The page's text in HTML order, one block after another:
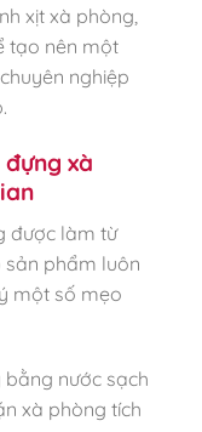
xịt xà phòng,
tạo nên một
nghiệp
xà
được làm từ
sản phẩm luôn
một số mẹo
nước sạch
xà phòng tích